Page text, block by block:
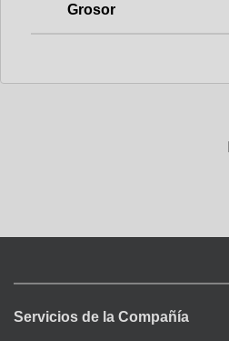
Grosor
Servicios de la Compañía